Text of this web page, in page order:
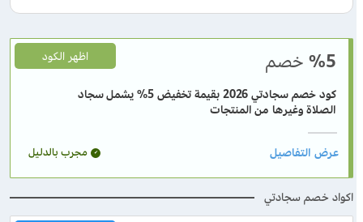
%5 خصم
كود خصم سجادتي 2026 بقيمة تخفيض 5% يشمل سجاد
الصلاة وغيرها من المنتجات
اظهر الكود
مجرب بالدليل
اكواد خصم سجادتي